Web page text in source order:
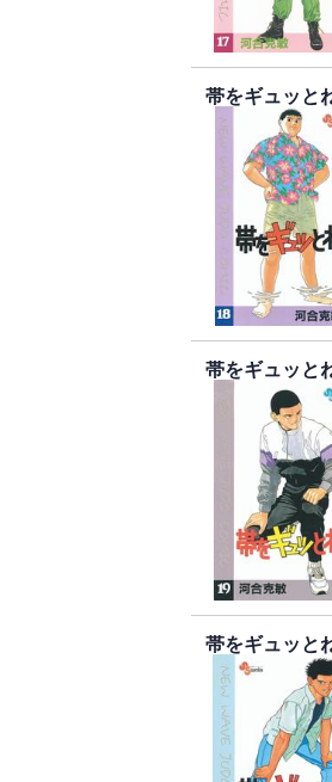
帯をギュッと
帯をギュッと
帯をギュッと